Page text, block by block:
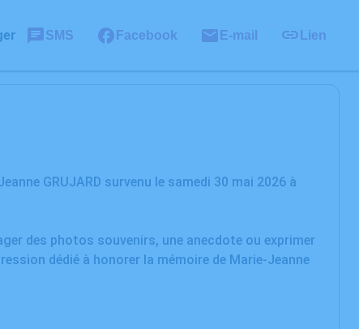
SMS Facebook E-mail Lien
GRUJARD survenu le samedi 30 mai 2026 à
des photos souvenirs, une anecdote ou exprimer
dédié à honorer la mémoire de Marie-Jeanne